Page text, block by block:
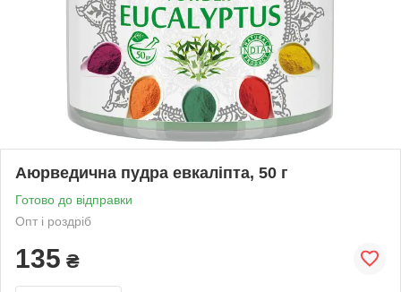
Аюрведична пудра евкаліпта, 50 г
Готово до відправки
Опт і роздріб
135 ₴